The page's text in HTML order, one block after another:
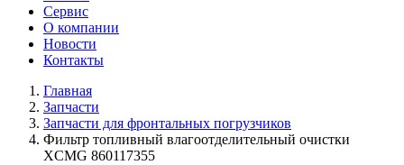
Сервис
О компании
Новости
Контакты
Главная
Запчасти
Запчасти для фронтальных погрузчиков
Фильтр топливный влагоотделительный очистки
XCMG 860117355